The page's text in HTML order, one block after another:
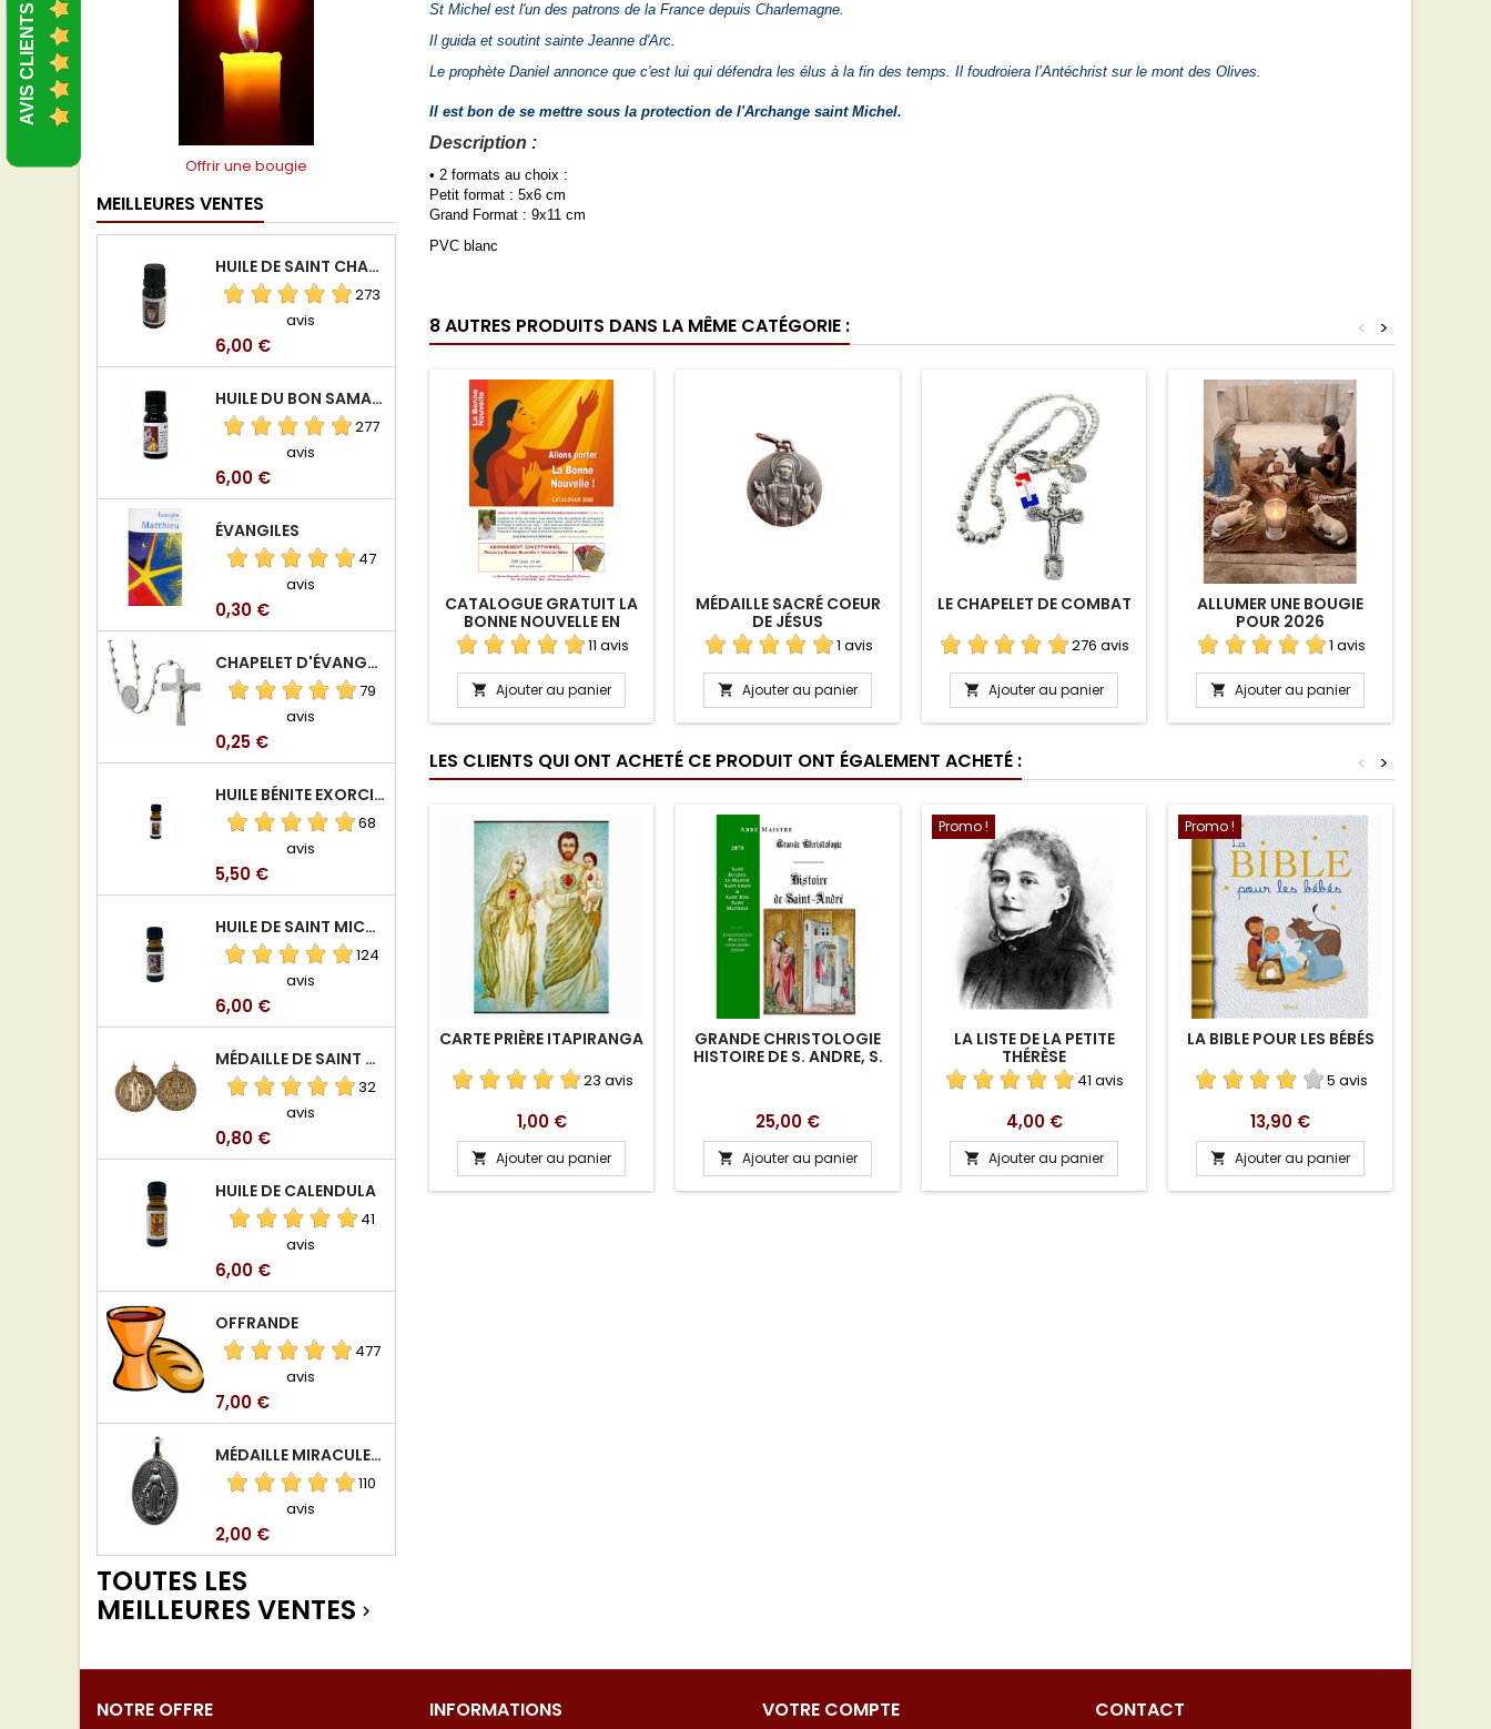
Offrir une bougie
MEILLEURES VENTES
HUILE DE SAINT CHARBEL
273
avis
Prix
6,00 €
HUILE DU BON SAMARITAIN
277
avis
Prix
6,00 €
ÉVANGILES
47
avis
Prix
0,30 €
CHAPELET D'ÉVANGÉLISATION
79
avis
Prix
0,25 €
HUILE BÉNITE EXORCISÉE
68
avis
Prix
5,50 €
HUILE DE SAINT MICHEL ARCHANGE
124
avis
Prix
6,00 €
MÉDAILLE DE SAINT BENOIT EN ALUMINIUM
32
avis
Prix
0,80 €
HUILE DE CALENDULA
41
avis
Prix
6,00 €
OFFRANDE
477
avis
Prix
7,00 €
MÉDAILLE MIRACULEUSE DE VIERGE DE LA RUE DU BAC
110
avis
Prix
2,00 €
TOUTES LES
MEILLEURES VENTES 
St Michel est l'un des patrons de la France depuis Charlemagne.
Il guida et soutint sainte Jeanne d'Arc.
Le prophète Daniel annonce que c'est lui qui défendra les élus à la fin des temps. Il foudroiera l’Antéchrist sur le mont des Olives.
Il est bon de se mettre sous la protection de l'Archange saint Michel.
Description :
• 2 formats au choix :
Petit format : 5x6 cm
Grand Format : 9x11 cm
PVC blanc
8 AUTRES PRODUITS DANS LA MÊME CATÉGORIE : >
<
CATALOGUE GRATUIT LA
BONNE NOUVELLE EN
TÉLÉCHARGEMENT
11 avis
 Ajouter au panier
MÉDAILLE SACRÉ COEUR
DE JÉSUS
1 avis
 Ajouter au panier
LE CHAPELET DE COMBAT
276 avis
 Ajouter au panier
ALLUMER UNE BOUGIE
POUR 2026
1 avis
 Ajouter au panier
LES CLIENTS QUI ONT ACHETÉ CE PRODUIT ONT ÉGALEMENT ACHETÉ : >
<
CARTE PRIÈRE ITAPIRANGA
23 avis
Prix
1,00 €
 Ajouter au panier
GRANDE CHRISTOLOGIE
HISTOIRE DE S. ANDRE, S.
MATTHIAS - ESR
Prix
25,00 €
 Ajouter au panier
Promo !
LA LISTE DE LA PETITE
THÉRÈSE
41 avis
Prix
4,00 €
 Ajouter au panier
Promo !
LA BIBLE POUR LES BÉBÉS
5 avis
Prix
13,90 €
 Ajouter au panier
NOTRE OFFRE INFORMATIONS VOTRE COMPTE CONTACT
AVIS CLIENTS